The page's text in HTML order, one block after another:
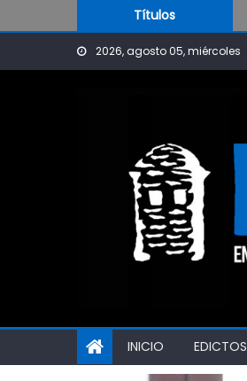
Títulos
2026, agosto 05, miércoles
INICIO EDICTOS